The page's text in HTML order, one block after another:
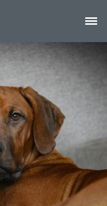
News
Blog Archiv
ANIfit
Gesundheit
Ernährung
ZüchterLounge
Zucht